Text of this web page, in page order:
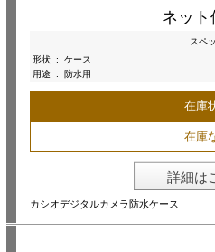
ネット
スペ
形状 :
ケース
用途
: 防水用
在庫
在庫
詳細は
カシオデジタルカメラ防水ケース